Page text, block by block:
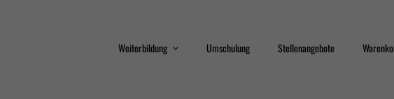
Weiterbildung Umschulung Stellenangebote